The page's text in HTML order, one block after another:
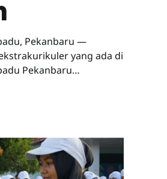
Pekanbaru —
yang ada di
Pekanbaru
(Ekskul) yang
di SMKN Pertanian